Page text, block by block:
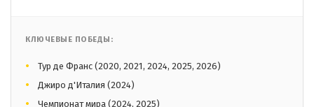
КЛЮЧЕВЫЕ ПОБЕДЫ:
Тур де Франс (2020, 2021, 2024, 2025, 2026)
Джиро д'Италия (2024)
Чемпионат мира (2024, 2025)